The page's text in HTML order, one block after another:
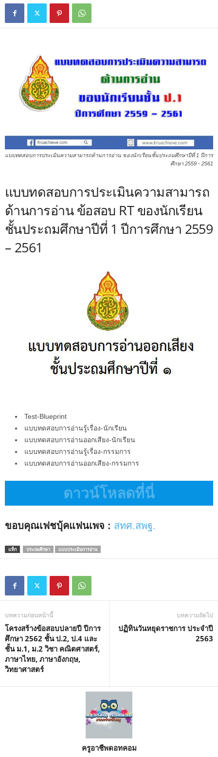
แบบทดสอบการประเมินความสามารถด้านการอ่าน ของนักเรียนชั้นประถมศึกษาปีที่ 1 ปีการ
ศึกษา 2559 - 2561
แบบทดสอบการประเมินความสามารถ
ด้านการอ่าน ข้อสอบ RT ของนักเรียน
ชั้นประถมศึกษาปีที่ 1 ปีการศึกษา 2559
– 2561
Test-Blueprint
แบบทดสอบการอ่านรู้เรื่อง-นักเรียน
แบบทดสอบการอ่านออกเสียง-นักเรียน
แบบทดสอบการอ่านรู้เรื่อง-กรรมการ
แบบทดสอบการอ่านออกเสียง-กรรมการ
ดาวน์โหลดที่นี่
ขอบคุณเฟชบุ้คแฟนเพจ : สทศ.สพฐ.
แท็ก ประถมศึกษา แบบประเมินการอ่าน
บทความก่อนหน้านี้
โครงสร้างข้อสอบปลายปี ปีการ
ศึกษา 2562 ชั้น ป.2, ป.4 และ
ชั้น ม.1, ม.2 วิชา คณิตศาสตร์,
ภาษาไทย, ภาษาอังกฤษ,
วิทยาศาสตร์
บทความถัดไป
ปฏิทินวันหยุดราชการ ประจำปี
2563
ครูอาชีพดอทคอม